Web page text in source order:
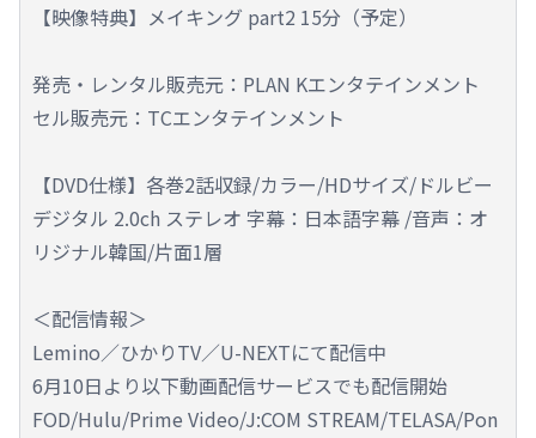
【映像特典】メイキング part2 15分（予定）
発売・レンタル販売元：PLAN Kエンタテインメント
セル販売元：TCエンタテインメント
【DVD仕様】各巻2話収録/カラー/HDサイズ/ドルビー
デジタル 2.0ch ステレオ 字幕：日本語字幕 /音声：オ
リジナル韓国/片面1層
＜配信情報＞
Lemino／ひかりTV／U-NEXTにて配信中
6月10日より以下動画配信サービスでも配信開始
FOD/Hulu/Prime Video/J:COM STREAM/TELASA/Pon